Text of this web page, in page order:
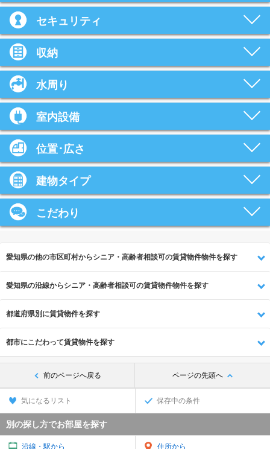
セキュリティ
収納
水周り
室内設備
位置･広さ
建物タイプ
こだわり
愛知県の他の市区町村からシニア・高齢者相談可の賃貸物件物件を探す
愛知県の沿線からシニア・高齢者相談可の賃貸物件物件を探す
都道府県別に賃貸物件を探す
都市にこだわって賃貸物件を探す
前のページへ戻る ページの先頭へ
気になるリスト 保存中の条件
別の探し方でお部屋を探す
沿線・駅から 住所から